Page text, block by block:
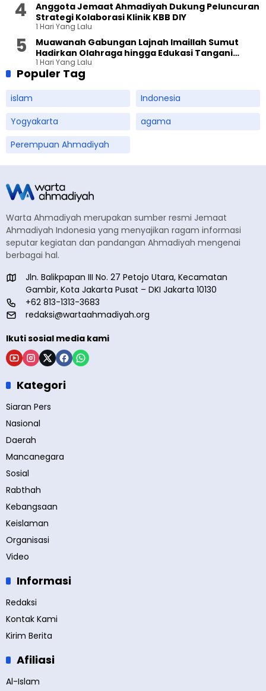
Anggota Jemaat Ahmadiyah Dukung Peluncuran
Strategi Kolaborasi Klinik KBB DIY
1 Hari Yang Lalu
Muawanah Gabungan Lajnah Imaillah Sumut
Hadirkan Olahraga hingga Edukasi Tangani
Sampah
1 Hari Yang Lalu
Populer Tag
islam
Indonesia
Yogyakarta
agama
Perempuan Ahmadiyah
Warta Ahmadiyah merupakan sumber resmi Jemaat
Ahmadiyah Indonesia yang menyajikan ragam informasi
seputar kegiatan dan pandangan Ahmadiyah mengenai
berbagai hal.
Jln. Balikpapan III No. 27 Petojo Utara, Kecamatan
Gambir, Kota Jakarta Pusat – DKI Jakarta 10130
+62 813-1313-3683
redaksi@wartaahmadiyah.org
Ikuti sosial media kami
Kategori
Siaran Pers
Nasional
Daerah
Mancanegara
Sosial
Rabthah
Kebangsaan
Keislaman
Organisasi
Video
Informasi
Redaksi
Kontak Kami
Kirim Berita
Afiliasi
Al-Islam